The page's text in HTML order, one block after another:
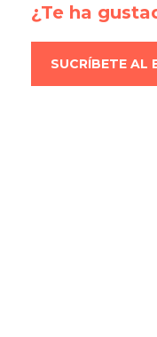
¿Te ha
SUCRÍBETE AL